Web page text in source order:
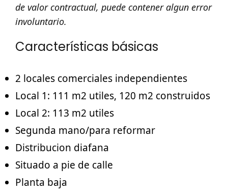
de valor contractual, puede contener algun error
involuntario.
Características básicas
2 locales comerciales independientes
Local 1: 111 m2 utiles, 120 m2 construidos
Local 2: 113 m2 utiles
Segunda mano/para reformar
Distribucion diafana
Situado a pie de calle
Planta baja